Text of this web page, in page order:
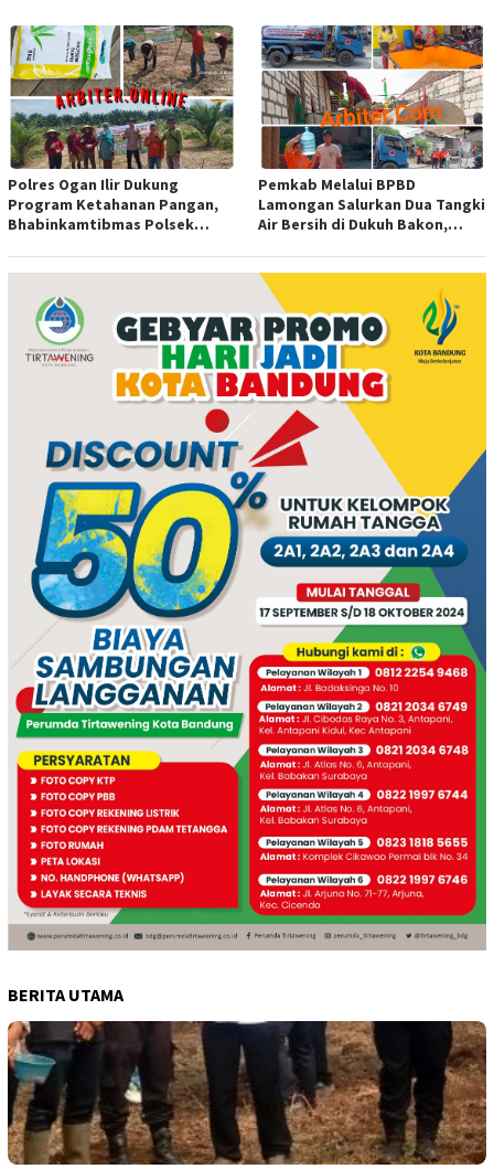
Sulawesi
Polres Ogan Ilir Dukung
Program Ketahanan Pangan,
Bhabinkamtibmas Polsek
Jagung Pipil di Desa Sungai
Pemkab Melalui BPBD
Lamongan Salurkan Dua Tangki
Air Bersih di Dukuh Bakon,
BERITA UTAMA